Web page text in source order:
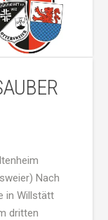
Nach
in Willstätt
dritten